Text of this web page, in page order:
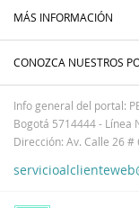
MÁS INFORMACIÓN
CONOZCA NUESTROS
Info general del portal:
Bogotá 5714444 - Línea
Dirección: Av. Calle 26 #